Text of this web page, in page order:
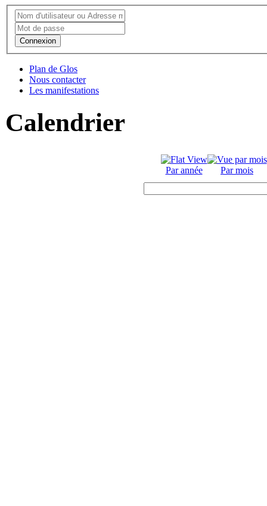
Connexion
Plan de Glos
Nous contacter
Les manifestations
Calendrier
Par année Par mois